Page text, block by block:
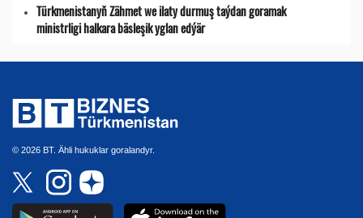
Türkmenistanyň Zähmet we ilaty durmuş taýdan goramak
ministrligi halkara bäsleşik yglan edýär
© 2026 BT. Ähli hukuklar goralandyr.